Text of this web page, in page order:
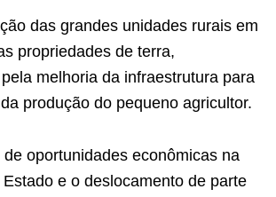
das grandes unidades rurais em
propriedades de terra,
melhoria da infraestrutura para
produção do pequeno agricultor.
de oportunidades econômicas na
e o deslocamento de parte